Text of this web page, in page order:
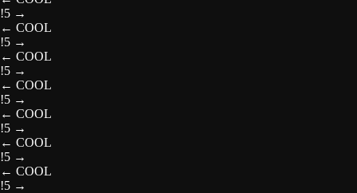
!5 →
← COOL
!5 →
← COOL
!5 →
← COOL
!5 →
← COOL
!5 →
← COOL
!5 →
← COOL
!5 →